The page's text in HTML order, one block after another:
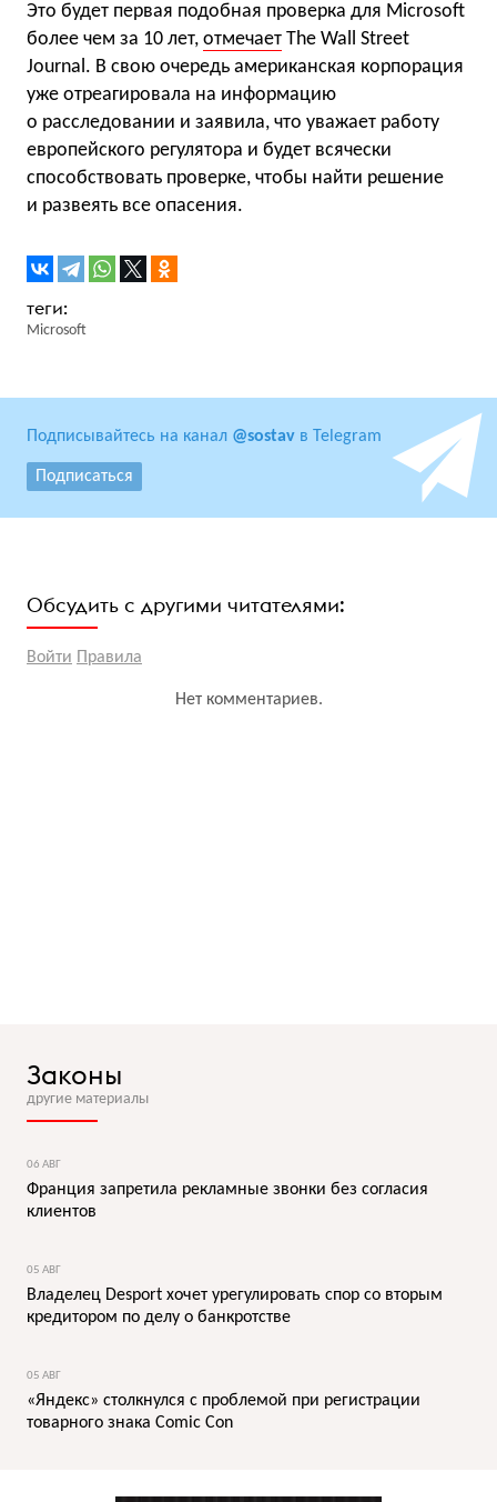
Это будет первая подобная проверка для Microsoft
более чем за 10 лет, отмечает The Wall Street
Journal. В свою очередь американская корпорация
уже отреагировала на информацию
о расследовании и заявила, что уважает работу
европейского регулятора и будет всячески
способствовать проверке, чтобы найти решение
и развеять все опасения.
Microsoft
Подписывайтесь на канал @sostav в Telegram
Подписаться
Обсудить с другими читателями:
Войти Правила
Нет комментариев.
Законы
другие материалы
06 АВГ
Франция запретила рекламные звонки без согласия
клиентов
05 АВГ
Владелец Desport хочет урегулировать спор со вторым
кредитором по делу о банкротстве
05 АВГ
«Яндекс» столкнулся с проблемой при регистрации
товарного знака Comic Con